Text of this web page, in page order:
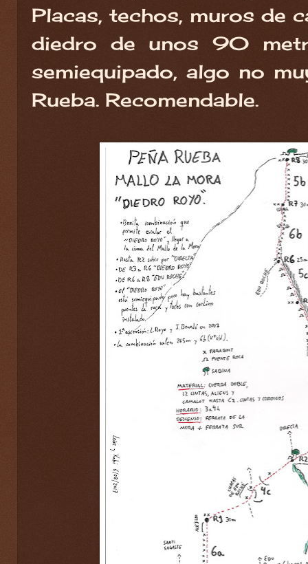
Placas, techos, muros de
diedro de unos 90
semiequipado, algo no
Rueba. Recomendable.